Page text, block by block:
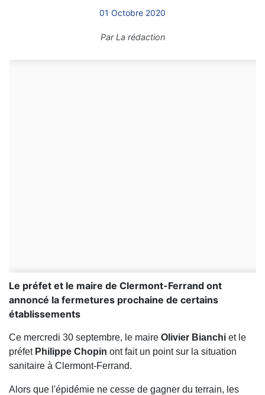
01 Octobre 2020
ParLa rédaction
Le préfet et le maire de Clermont-Ferrand ont
annoncé la fermetures prochaine de certains
établissements
Ce mercredi 30 septembre, le maire Olivier Bianchi et le
préfet Philippe Chopin ont fait un point sur la situation
sanitaire à Clermont-Ferrand.
Alors que l'épidémie ne cesse de gagner du terrain, les